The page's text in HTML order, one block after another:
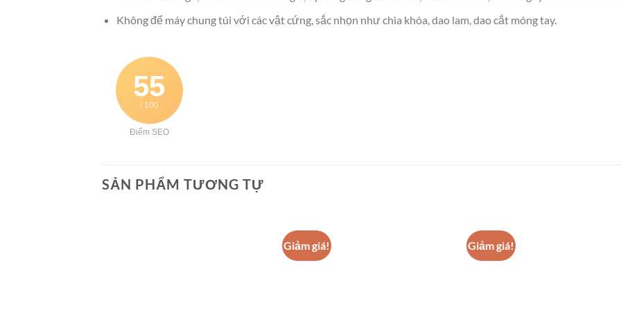
Không để máy chung túi với các vật cứng, sắc nhọn như chìa khóa, dao lam, dao cắt móng tay.
55
/ 100
Điểm SEO
SẢN PHẨM TƯƠNG TỰ
Giảm giá! Giảm giá!